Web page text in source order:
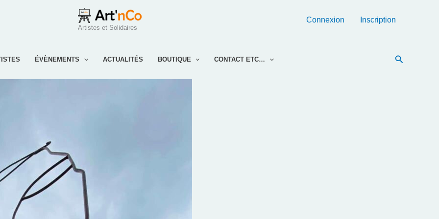
Artistes et Solidaires
Connexion Inscription
ÉVÈNEMENTS ACTUALITÉS BOUTIQUE CONTACT ETC…